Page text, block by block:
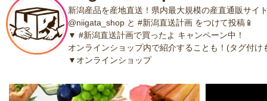
新潟産品を産地直送！県内最大規模の産直通販サイ
@niigata_shop と #新潟直送計画 をつけて投稿📱
▼ #新潟直送計画で買ったよ キャンペーン中！
オンラインショップ内で紹介することも！(タグ付け
▼オンラインショップ